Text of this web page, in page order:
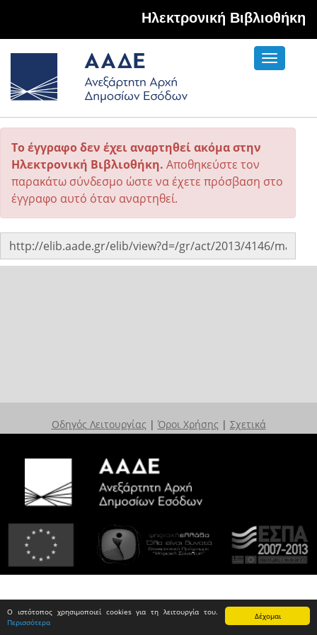
Δέχομαι
Ο ιστότοπος χρησιμοποιεί cookies για τη λειτουργία του.
Περισσότερα
Hλεκτρονική Βιβλιοθήκη
Toggle
Το έγγραφο δεν έχει αναρτηθεί ακόμα στην
Ηλεκτρονική Βιβλιοθήκη. Αποθηκεύστε τον
παρακάτω σύνδεσμο ώστε να έχετε πρόσβαση στο
έγγραφο αυτό όταν αναρτηθεί.
Οδηγός Λειτουργίας | Όροι Χρήσης | Σχετικά